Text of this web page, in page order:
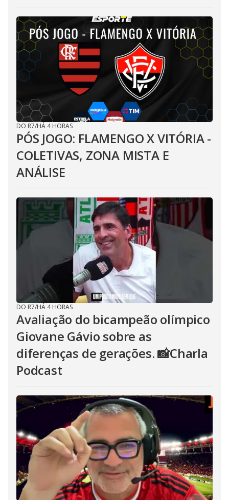
DO R7/HÁ 4 HORAS
PÓS JOGO: FLAMENGO X VITÓRIA -
COLETIVAS, ZONA MISTA E
ANÁLISE
DO R7/HÁ 4 HORAS
Avaliação do bicampeão olímpico
Giovane Gávio sobre as
diferenças de gerações. 📸Charla
Podcast